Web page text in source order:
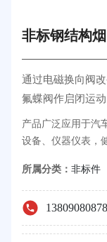
非标钢结构
通过电磁换向阀
氟蝶阀作启闭运
产品广泛应用于汽
设备、仪器仪表，
所属分类： 非标件
13809080878